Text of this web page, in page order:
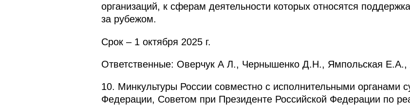
организаций, к сферам деятельности которых относятся
за рубежом.
Срок – 1 октября 2025 г.
Ответственные: Оверчук А Л., Чернышенко Д.Н., Ямпольская
10. Минкультуры России совместно с исполнительными органами
Федерации, Советом при Президенте Российской Федерации по